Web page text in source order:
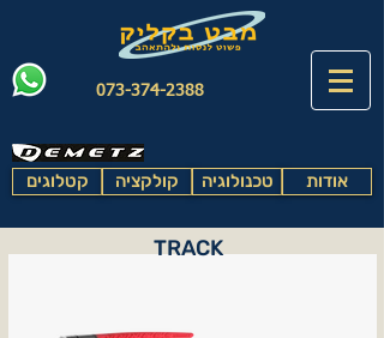
073-374-2388
קטלוגים קולקציה טכנולוגיה אודות
TRACK